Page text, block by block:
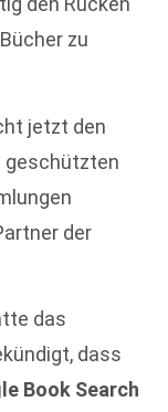
zu
jetzt den
geschützten
der
das
dass
Book Search